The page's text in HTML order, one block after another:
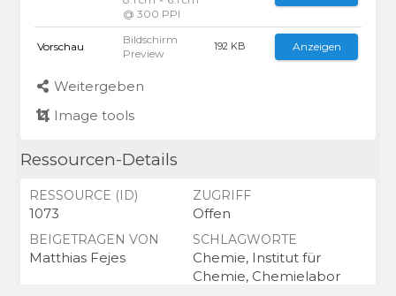
@ 300 PPI
Vorschau
Bildschirm
Preview
192 KB Anzeigen
Weitergeben
Image tools
Ressourcen-Details
RESSOURCE (ID)
1073
ZUGRIFF
Offen
BEIGETRAGEN VON
Matthias Fejes
SCHLAGWORTE
Chemie, Institut für
Chemie, Chemielabor